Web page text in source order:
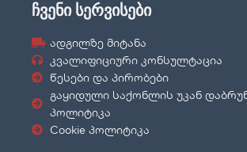
ჩვენი სერვისები
ადგილზე მიტანა
კვალიფიციური კონსულტაცია
წესები და პირობები
გაყიდული საქონლის უკან
პოლიტიკა
Cookie პოლიტიკა